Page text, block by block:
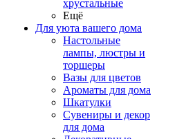
хрустальные
Ещё
Для уюта вашего дома
Настольные
лампы, люстры и
торшеры
Вазы для цветов
Ароматы для дома
Шкатулки
Сувениры и декор
для дома